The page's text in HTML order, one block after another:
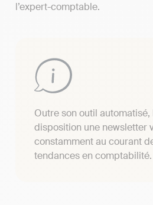
l’expert-comptable.
Outre son outil
disposition une newsletter
constamment au courant
tendances en comptabilité.